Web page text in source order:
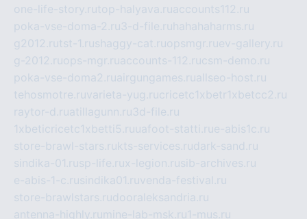
one-life-story.rutop-halyava.ruaccounts112.ru
poka-vse-doma-2.ru3-d-file.ru hahahaharms.ru
g2012.rutst-1.rushaggy-cat.ruopsmgr.ruev-gallery.ru
g-2012.ruops-mgr.ruaccounts-112.rucsm-demo.ru
poka-vse-doma2.ruairgungames.ruallseo-host.ru
tehosmotre.ruvarieta-yug.rucricetc1xbetr1xbetcc2.ru
raytor-d.ruatillagunn.ru3d-file.ru
1xbeticricetc1xbetti5.ruuafoot-statti.rue-abis1c.ru
store-brawl-stars.rukts-services.rudark-sand.ru
sindika-01.rusp-life.rux-legion.rusib-archives.ru
e-abis-1-c.rusindika01.ruvenda-festival.ru
store-brawlstars.rudooraleksandria.ru
antenna-highly.ru mine-lab-msk.ru1-mus.ru